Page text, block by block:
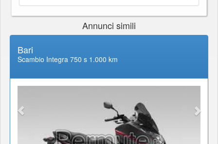
Annunci simili
Bari
Scambio Integra 750 s 1.000 km